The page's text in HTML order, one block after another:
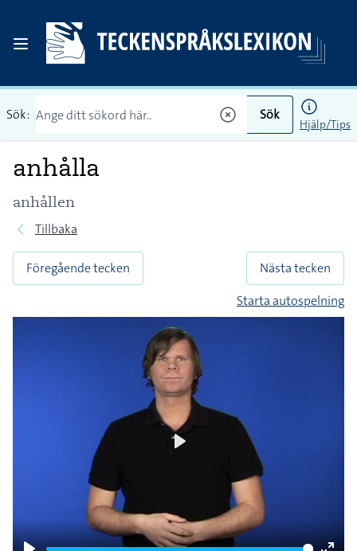
Sök: Sök
Hjälp/Tips
anhålla
anhållen
Tillbaka
Föregående tecken
Nästa tecken
Starta autospelning